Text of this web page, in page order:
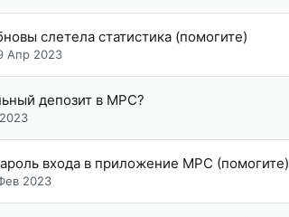
слетела статистика (помогите)
Апр 2023
депозит в MPC?
входа в приложение MPC (помогите)
2023